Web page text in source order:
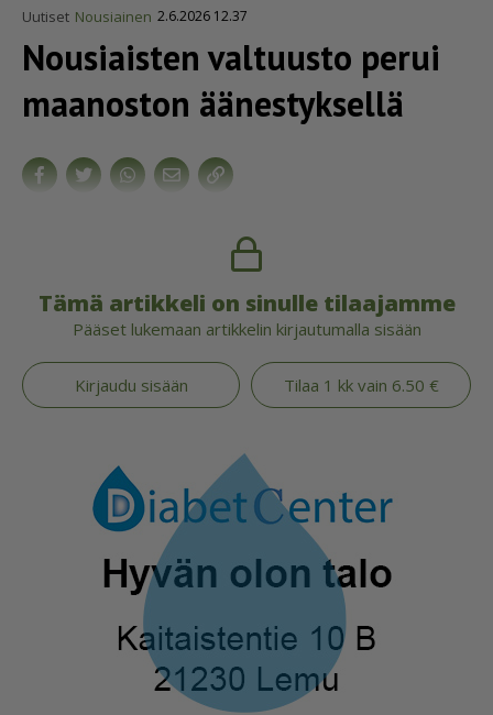
Uutiset Nousiainen 2.6.2026 12.37
Nousiaisten valtuusto perui
maanoston äänestyksellä
Tämä artikkeli on sinulle tilaajamme
Pääset lukemaan artikkelin kirjautumalla sisään
Kirjaudu sisään Tilaa 1 kk vain 6.50 €